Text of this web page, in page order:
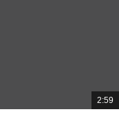
總
共
2:59